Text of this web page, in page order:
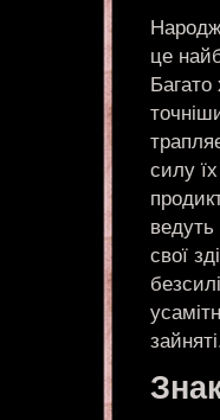
це
Багато
силу
ведуть
свої